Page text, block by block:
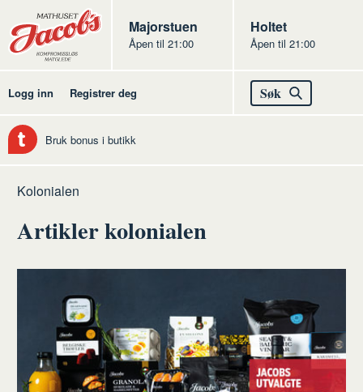
Butikker
Jacobs
Majorstuen
Åpen til 21:00
Jacobs
Holtet
Åpen til 21:00
Logg inn Registrer deg Søk
Bruk bonus i butikk
Hjem
Kolonialen
Artikler kolonialen